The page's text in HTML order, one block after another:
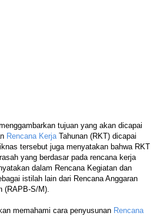
tujuan yang akan dicapai
Rencana KerjaTahunan (RKT) dicapai
tersebut juga menyatakan bahwa RKT
yang berdasar pada rencana kerja
dalam Rencana Kegiatan dan
istilah lain dari Rencana Anggaran
(RAPB-S/M).
memahami cara penyusunan Rencana